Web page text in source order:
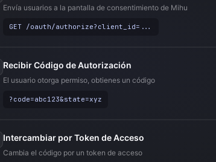
Envía usuarios a la pantalla de consentimiento de Mihu
GET /oauth/authorize?client_id=...
Recibir Código de Autorización
El usuario otorga permiso, obtienes un código
?code=abc123&state=xyz
Intercambiar por Token de Acceso
Cambia el código por un token de acceso